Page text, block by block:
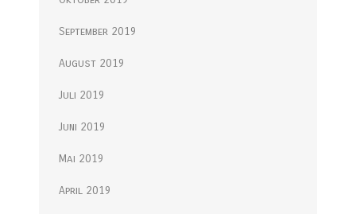
September 2019
August 2019
Juli 2019
Juni 2019
Mai 2019
April 2019